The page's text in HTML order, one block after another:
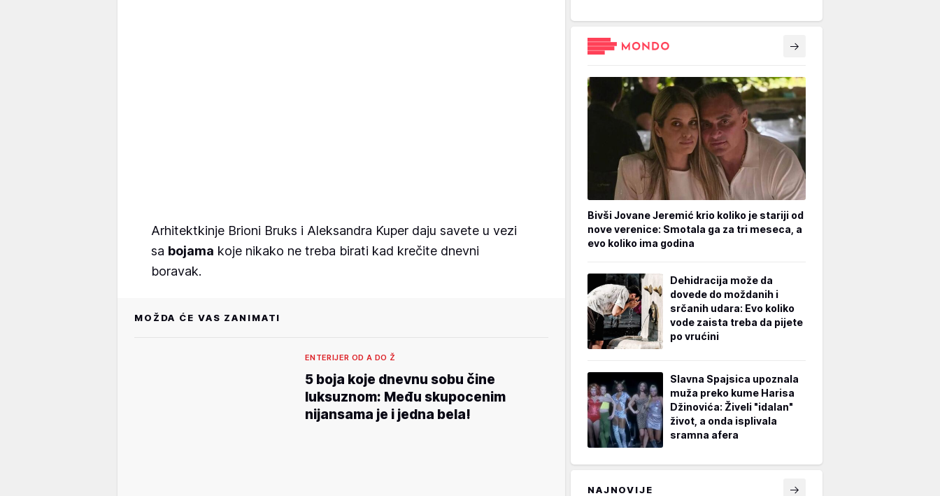
Arhitektkinje Brioni Bruks i Aleksandra Kuper daju savete u vezi
sa bojama koje nikako ne treba birati kad krečite dnevni
boravak.
MOŽDA ĆE VAS ZANIMATI
ENTERIJER OD A DO Ž
5 boja koje dnevnu sobu čine
luksuznom: Među skupocenim
nijansama je i jedna bela!
Bivši Jovane Jeremić krio koliko je stariji od
nove verenice: Smotala ga za tri meseca, a
evo koliko ima godina
Dehidracija može da
dovede do moždanih i
srčanih udara: Evo koliko
vode zaista treba da pijete
po vrućini
Slavna Spajsica upoznala
muža preko kume Harisa
Džinovića: Živeli "idalan"
život, a onda isplivala
sramna afera
NAJNOVIJE